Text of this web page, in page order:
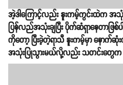
အဲ့ဒါကြောင့်လည်း နူးကမ့်ကွင်းထဲက အ
ပြန်လည်အသုံးချပြီး ပိုက်ဆံရှာနေတာဖ
ကိုတော့ ပြီးခဲ့တဲ့ရာသီ နူးကမ့်မှာ နောက်
အသုံးပြုသွားမယ်လို့လည်း သတင်းတွေက ဖ